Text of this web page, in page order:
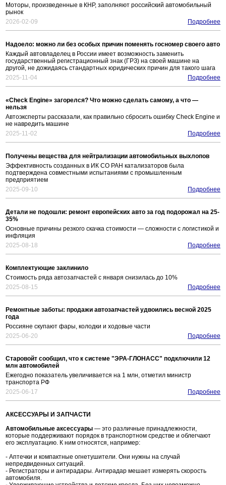
Моторы, произведенные в КНР, заполняют российский автомобильный
рынок
2026-02-09
Подробнее
Надоело: можно ли без особых причин поменять госномер своего авто
Каждый автовладелец в России имеет возможность заменить
государственный регистрационный знак (ГРЗ) на своей машине на
другой, не дожидаясь стандартных юридических причин для такого шага
2025-11-04
Подробнее
«Check Engine» загорелся? Что можно сделать самому, а что —
нельзя
Автоэксперты рассказали, как правильно сбросить ошибку Check Engine и
не навредить машине
2025-11-02
Подробнее
Получены вещества для нейтрализации автомобильных выхлопов
Эффективность созданных в ИК СО РАН катализаторов была
подтверждена совместными испытаниями с промышленным
предприятием
2025-09-10
Подробнее
Детали не подошли: ремонт европейских авто за год подорожал на 25-
35%
Основные причины резкого скачка стоимости — сложности с логистикой и
инфляция
2025-08-18
Подробнее
Комплектующие заклинило
Стоимость ряда автозапчастей с января снизилась до 10%
2025-08-15
Подробнее
Ремонтные заботы: продажи автозапчастей удвоились весной 2025
года
Россияне скупают фары, колодки и ходовые части
2025-06-20
Подробнее
Старовойт сообщил, что к системе "ЭРА-ГЛОНАСС" подключили 12
млн автомобилей
Ежегодно показатель увеличивается на 1 млн, отметил министр
транспорта РФ
2025-06-17
Подробнее
АКСЕССУАРЫ И ЗАПЧАСТИ
Автомобильные аксессуары — это различные принадлежности,
которые поддерживают порядок в транспортном средстве и облегчают
его эксплуатацию. К ним относятся, например:
- Аптечки и компактные огнетушители. Они нужны на случай
непредвиденных ситуаций.
- Регистраторы и антирадары. Антирадар мешает измерять скорость
автомобиля.